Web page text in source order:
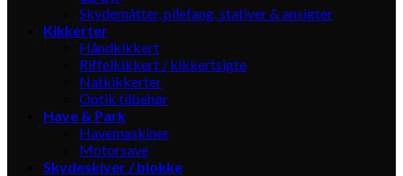
Skydemåtter, pilefang, stativer & ansigter
Kikkerter
Håndkikkert
Riffelkikkert / kikkertsigte
Natkikkerter
Optik tilbehør
Have & Park
Havemaskiner
Motorsave
Skydeskiver / blokke